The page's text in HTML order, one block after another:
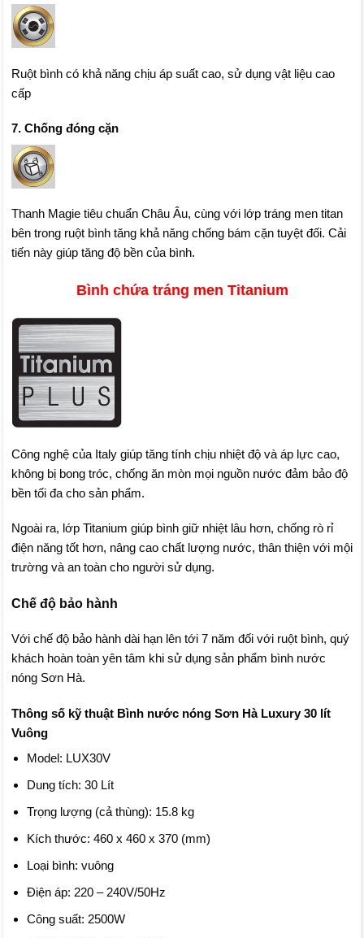
Ruột bình có khả năng chịu áp suất cao, sử dụng vật liệu cao
cấp
7. Chống đóng cặn
Thanh Magie tiêu chuẩn Châu Âu, cùng với lớp tráng men titan
bên trong ruột bình tăng khả năng chống bám cặn tuyệt đối. Cải
tiến này giúp tăng độ bền của bình.
Bình chứa tráng men Titanium
Công nghệ của Italy giúp tăng tính chịu nhiệt độ và áp lực cao,
không bị bong tróc, chống ăn mòn mọi nguồn nước đảm bảo độ
bền tối đa cho sản phẩm.
Ngoài ra, lớp Titanium giúp bình giữ nhiệt lâu hơn, chống rò rỉ
điện năng tốt hơn, nâng cao chất lượng nước, thân thiện với mội
trường và an toàn cho người sử dụng.
Chế độ bảo hành
Với chế độ bảo hành dài hạn lên tới 7 năm đối với ruột bình, quý
khách hoàn toàn yên tâm khi sử dụng sản phẩm bình nước
nóng Sơn Hà.
Thông số kỹ thuật Bình nước nóng Sơn Hà Luxury 30 lít
Vuông
Model: LUX30V
Dung tích: 30 Lít
Trọng lượng (cả thùng): 15.8 kg
Kích thước: 460 x 460 x 370 (mm)
Loại bình: vuông
Điện áp: 220 – 240V/50Hz
Công suất: 2500W